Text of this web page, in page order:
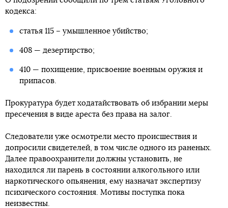
кодекса:
статья 115 – умышленное убийство;
408 — дезертирство;
410 — похищение, присвоение военным оружия и
припасов.
Прокуратура будет ходатайствовать об избрании меры
пресечения в виде ареста без права на залог.
Следователи уже осмотрели место происшествия и
допросили свидетелей, в том числе одного из раненых.
Далее правоохранители должны установить, не
находился ли парень в состоянии алкогольного или
наркотического опьянения, ему назначат экспертизу
психического состояния. Мотивы поступка пока
неизвестны.